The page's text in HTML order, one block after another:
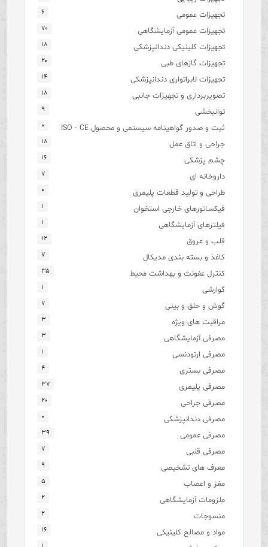
تجهیزات عمومی ۶
تجهیزات عمومی آزمایشگاهی ۷۰
تجهیزات کلینیکی دندانپزشکی ۱۸
تجهیزات گازهای طبی ۲۰
تجهیزات لابراتواری دندانپزشکی ۱۴
تصویربرداری و تجهیزات جانبی ۱۸
توانبخشی ۹
ثبت و صدور گواهینامه سیستمی و محصول ISO - CE ۰
جراحی و اتاق عمل ۱۸
چشم پزشکی ۱۶
داروخانه ای ۷
طراحی و تولید قطعات پلیمری ۰
فیکساتورهای خارجی استخوان ۱
فیلترهای آزمایشگاهی ۱
قلب و عروق ۱۲
کاغذ و بسته بندی مدیکال ۷
کنترل عفونت و بهداشت محیط ۳۵
گوارشی ۱
گوش و حلق و بینی ۷
مراقبت های ویژه ۳
مصرفی آزمایشگاهی ۳
مصرفی ارتودنسی ۱
مصرفی بستری ۴
مصرفی پلیمری ۳۷
مصرفی جراحی ۲۰
مصرفی دندانپزشکی ۰
مصرفی عمومی ۳۹
مصرفی قلبی ۷
معرف های تشخیصی ۹
مغز و اعصاب ۵
ملزومات آزمایشگاهی ۲
منسوجات ۲
مواد و مصالح کلینیکی ۱۶